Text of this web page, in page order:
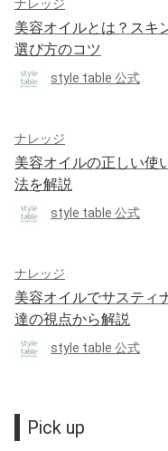
ナレッジ
美容オイルとは？スキ
選び方のコツ
style table 公式
ナレッジ
美容オイルの正しい使
法を解説
style table 公式
ナレッジ
美容オイルでサスティ
達の視点から解説
style table 公式
Pick up